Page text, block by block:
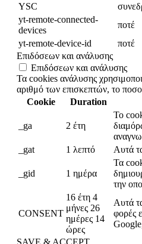
YSC
yt-remote-connected-
devices
ποτέ
yt-remote-device-id
ποτέ
Επιδόσεων και ανάλυσης
Επιδόσεων και ανάλυσης
Τα cookies ανάλυσης
αριθμό των επισκεπτών, το
Cookie
Duration
_ga 2 έτη
Το
_gat
1 λεπτό Αυτά
_gid 1 ημέρα
Τα
την
CONSENT
16 έτη 4
μήνες 26
ημέρες 14
ώρες
Αυτά
φορές
SAVE & ACCEPT